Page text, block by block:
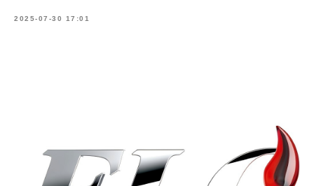
2025-07-30 17:01